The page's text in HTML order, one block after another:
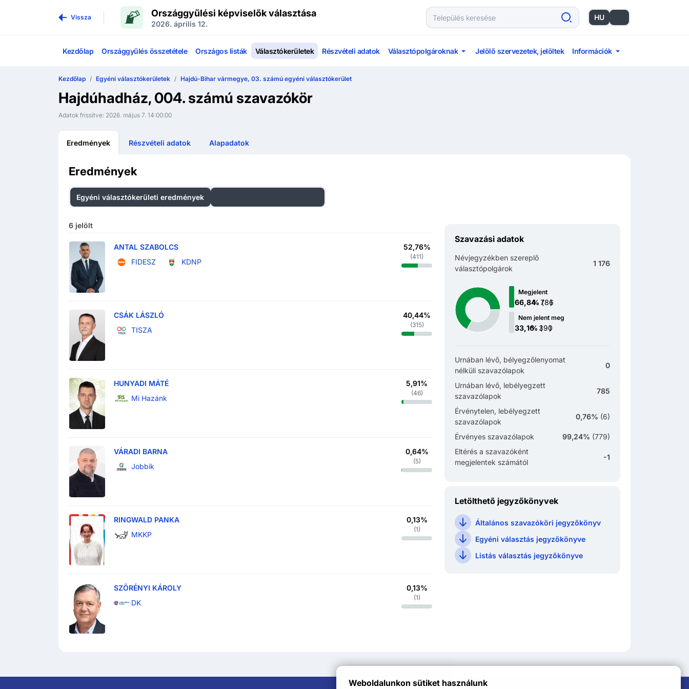
Weboldalunkon sütiket használunk
Vissza Országgyűlési képviselők választása
2026. április 12.
HU
Kezdőlap Országgyűlés összetétele Országos listák Választókerületek Részvételi adatok Választópolgároknak Jelölő szervezetek, jelöltek Információk
Kezdőlap Egyéni választókerületek Hajdú-Bihar vármegye, 03. számú egyéni választókerület
Hajdúhadház, 004. számú szavazókör
Adatok frissítve: 2026. május 7. 14:00:00
Eredmények Részvételi adatok Alapadatok
Eredmények
Egyéni választókerületi eredmények
6 jelölt
ANTAL SZABOLCS
FIDESZ
KDNP
52,76%
(411)
CSÁK LÁSZLÓ
TISZA
40,44%
(315)
HUNYADI MÁTÉ
Mi Hazánk
5,91%
(46)
VÁRADI BARNA
Jobbik
0,64%
(5)
RINGWALD PANKA
MKKP
0,13%
(1)
SZÖRÉNYI KÁROLY
DK
0,13%
(1)
Szavazási adatok
Névjegyzékben szereplő
választópolgárok
1 176
Megjelent
( )
Nem jelent meg
( )
Urnában lévő, bélyegzőlenyomat
nélküli szavazólapok
0
Urnában lévő, lebélyegzett
szavazólapok
785
Érvénytelen, lebélyegzett
szavazólapok
0,76% (6)
Érvényes szavazólapok 99,24% (779)
Eltérés a szavazóként
megjelentek számától
-1
Letölthető jegyzőkönyvek
Általános szavazóköri jegyzőkönyv
Egyéni választás jegyzőkönyve
Listás választás jegyzőkönyve